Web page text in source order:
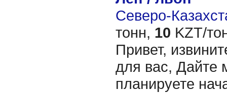
Северо-
тонн, 10 KZT/
Привет,
для вас, Дайте
планируете